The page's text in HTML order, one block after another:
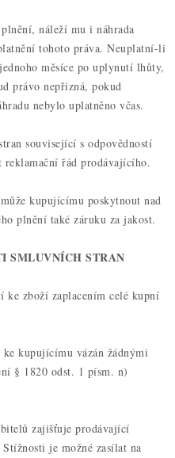
náleží mu i náhrada
tohoto práva. Neuplatní-li
měsíce po uplynutí lhůty,
právo nepřizná, pokud
nebylo uplatněno včas.
související s odpovědností
řád prodávajícího.
kupujícímu poskytnout nad
plnění také záruku za jakost.
SMLUVNÍCH STRAN
zboží zaplacením celé kupní
kupujícímu vázán žádnými
§ 1820 odst. 1 písm. n)
zajišťuje prodávající
je možné zasílat na